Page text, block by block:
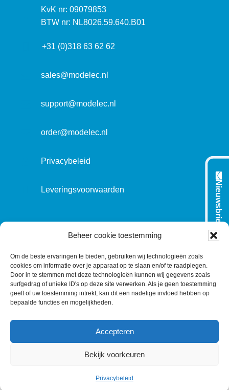
Beheer cookie toestemming
Om de beste ervaringen te bieden, gebruiken wij technologieën zoals
cookies om informatie over je apparaat op te slaan en/of te raadplegen.
Door in te stemmen met deze technologieën kunnen wij gegevens zoals
surfgedrag of unieke ID's op deze site verwerken. Als je geen toestemming
geeft of uw toestemming intrekt, kan dit een nadelige invloed hebben op
bepaalde functies en mogelijkheden.
Accepteren
Bekijk voorkeuren
Privacybeleid
k
a
t
a
s
I
n
o
m
KvK nr: 09079853
BTW nr: NL8026.59.640.B01
+31 (0)318 63 62 62
sales@modelec.nl
support@modelec.nl
order@modelec.nl
Privacybeleid
Leveringsvoorwaarden
VOLG ONS OP:
L
i
n
T
w
i
F
a
c
o
Y
o
u
b
C
o
n
Partners
Nieuwsbrief